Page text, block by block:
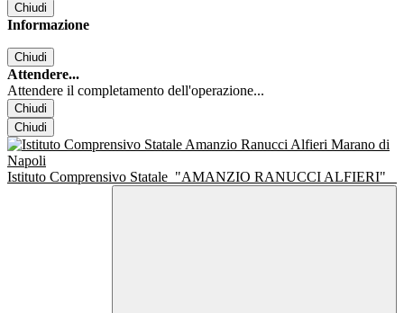
Chiudi
Informazione
Chiudi
Attendere...
Attendere il completamento dell'operazione...
Chiudi
Chiudi
Istituto Comprensivo Statale "AMANZIO RANUCCI ALFIERI"